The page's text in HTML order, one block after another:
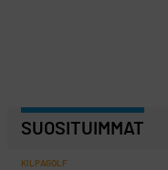
SUOSITUIMMAT
KILPAGOLF